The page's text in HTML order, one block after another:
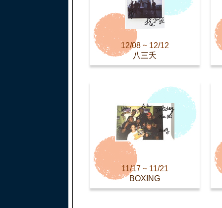
12/08 ~ 12/12
八三夭
11/17 ~ 11/21
BOXING